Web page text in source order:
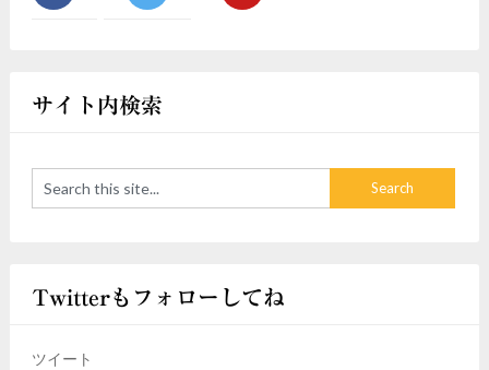
サイト内検索
Twitterもフォローしてね
ツイート